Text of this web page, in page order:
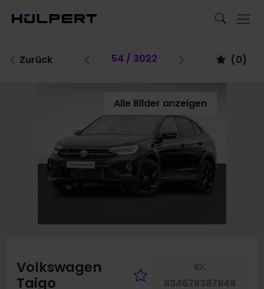
Zurück Vorheriges Fahrzeug
54 / 3022 Vorheriges
(0)
Alle Bilder anzeigen
Volkswagen
Taigo
Fahrzeug
ID:
834678387848